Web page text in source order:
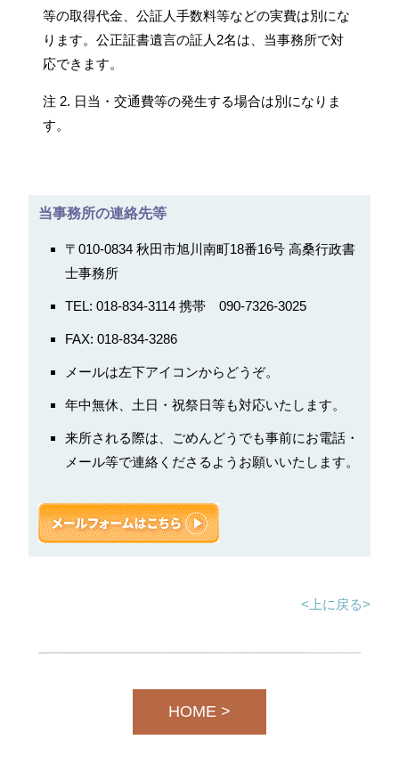
等の取得代金、公証人手数料等などの実費は別にな
ります。公正証書遺言の証人2名は、当事務所で対
応できます。
注 2. 日当・交通費等の発生する場合は別になりま
す。
当事務所の連絡先等
〒010-0834 秋田市旭川南町18番16号 高桑行政書
士事務所
TEL: 018-834-3114 携帯 090-7326-3025
FAX: 018-834-3286
メールは左下アイコンからどうぞ。
年中無休、土日・祝祭日等も対応いたします。
来所される際は、ごめんどうでも事前にお電話・
メール等で連絡くださるようお願いいたします。
<上に戻る>
HOME >